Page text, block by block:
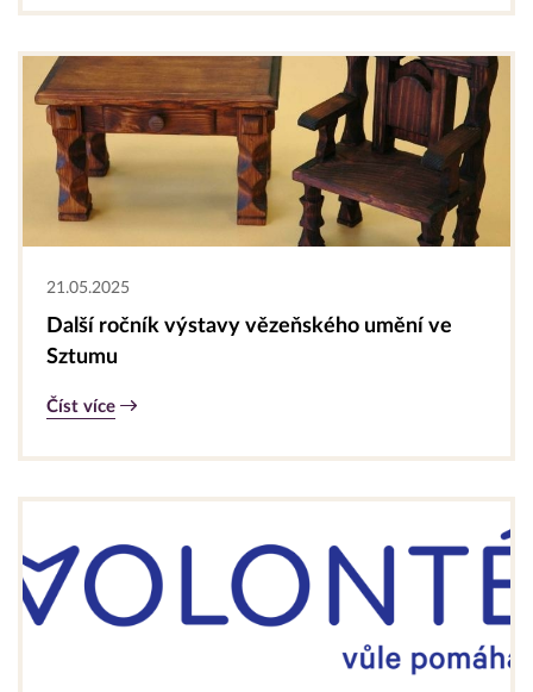
21.05.2025
Další ročník výstavy vězeňského umění ve
Sztumu
Číst více